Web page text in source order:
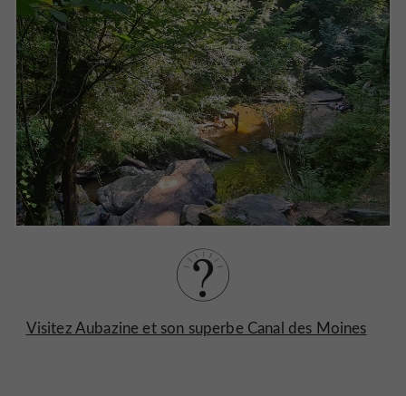
Visitez Aubazine et son superbe Canal des Moines